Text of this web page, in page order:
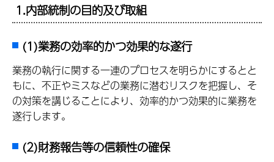
1.内部統制の目的及び取組
(1)業務の効率的かつ効果的な遂行
業務の執行に関する一連のプロセスを明らかにするとと
もに、不正やミスなどの業務に潜むリスクを把握し、そ
の対策を講じることにより、効率的かつ効果的に業務を
遂行します。
(2)財務報告等の信頼性の確保